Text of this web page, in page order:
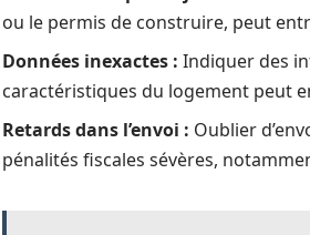
ou le permis de construire, peut
Données inexactes : Indiquer des
caractéristiques du logement peut
Retards dans l’envoi : Oublier
pénalités fiscales sévères,